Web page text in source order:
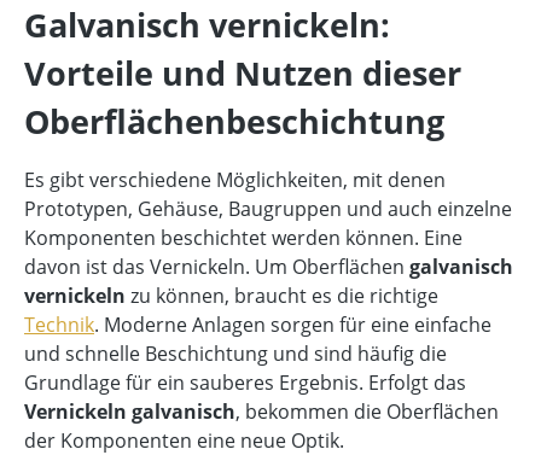
Galvanisch vernickeln:
Vorteile und Nutzen dieser
Oberflächenbeschichtung
Es gibt verschiedene Möglichkeiten, mit denen
Prototypen, Gehäuse, Baugruppen und auch einzelne
Komponenten beschichtet werden können. Eine
davon ist das Vernickeln. Um Oberflächen galvanisch
vernickeln zu können, braucht es die richtige
Technik. Moderne Anlagen sorgen für eine einfache
und schnelle Beschichtung und sind häufig die
Grundlage für ein sauberes Ergebnis. Erfolgt das
Vernickeln galvanisch, bekommen die Oberflächen
der Komponenten eine neue Optik.